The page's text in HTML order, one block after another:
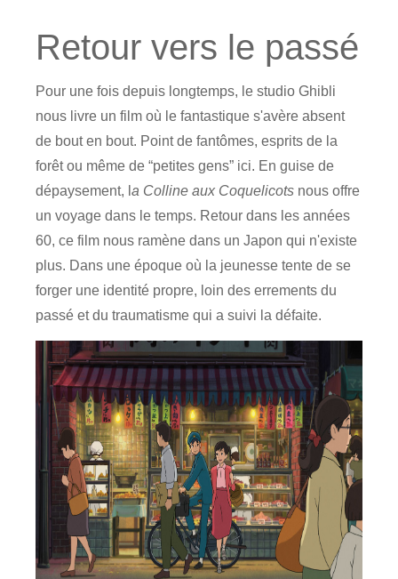
Retour vers le passé
Pour une fois depuis longtemps, le studio Ghibli
nous livre un film où le fantastique s'avère absent
de bout en bout. Point de fantômes, esprits de la
forêt ou même de “petites gens” ici. En guise de
dépaysement, l a Colline aux Coquelicots nous offre
un voyage dans le temps. Retour dans les années
60, ce film nous ramène dans un Japon qui n'existe
plus. Dans une époque où la jeunesse tente de se
forger une identité propre, loin des errements du
passé et du traumatisme qui a suivi la défaite.